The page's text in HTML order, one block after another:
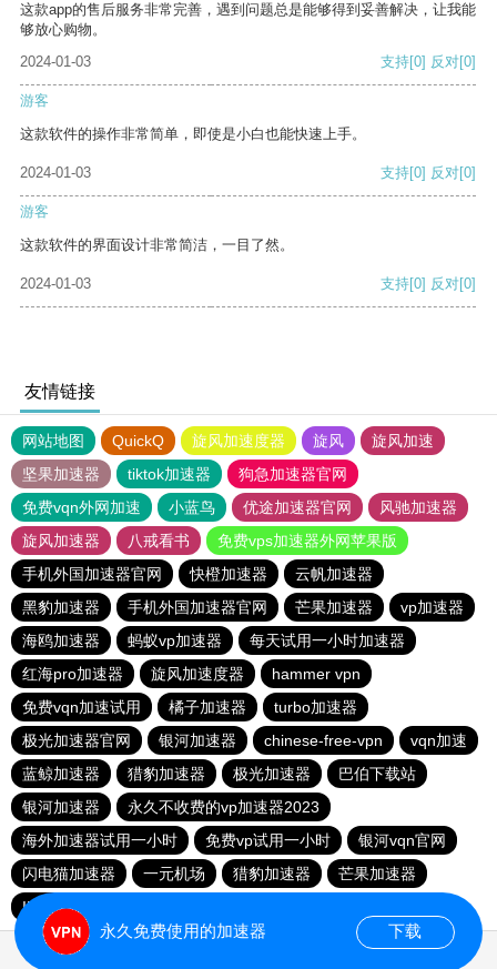
这款app的售后服务非常完善，遇到问题总是能够得到妥善解决，让我能
够放心购物。
2024-01-03
支持[0] 反对[0]
游客
这款软件的操作非常简单，即使是小白也能快速上手。
2024-01-03 支持[0] 反对[0]
游客
这款软件的界面设计非常简洁，一目了然。
2024-01-03 支持[0] 反对[0]
友情链接
网站地图 QuickQ 旋风加速度器 旋风
旋风加速
坚果加速器
tiktok加速器
狗急加速器官网
免费vqn外网加速
小蓝鸟 优途加速器官网
风驰加速器
旋风加速器
八戒看书
免费vps加速器外网苹果版
手机外国加速器官网
快橙加速器
云帆加速器
黑豹加速器
手机外国加速器官网 芒果加速器
vp加速器
海鸥加速器
蚂蚁vp加速器
每天试用一小时加速器
红海pro加速器
旋风加速度器
hammer vpn
免费vqn加速试用
橘子加速器
turbo加速器
极光加速器官网
银河加速器 chinese-free-vpn
vqn加速
蓝鲸加速器
猎豹加速器 极光加速器
巴伯下载站
银河加速器
永久不收费的vp加速器2023
海外加速器试用一小时
免费vp试用一小时
银河vqn官网
闪电猫加速器
一元机场 猎豹加速器
芒果加速器
INS下载站
永久免费使用的加速器 下载